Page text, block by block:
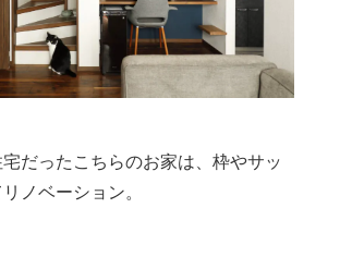
だったこちらのお家は、枠やサッ
ノベーション。